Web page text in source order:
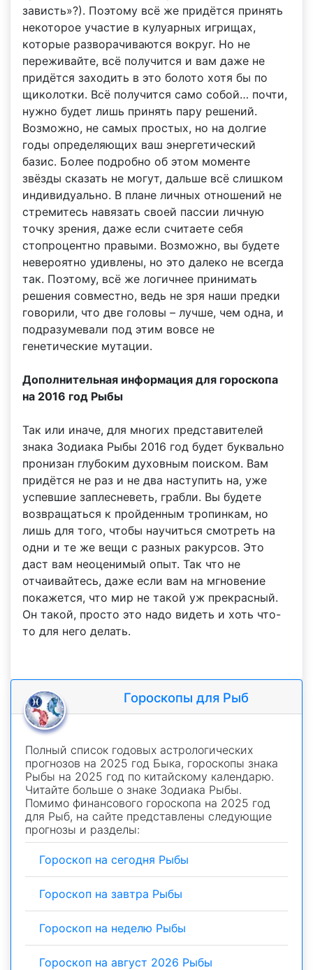
зависть»?). Поэтому всё же придётся принять
некоторое участие в кулуарных игрищах,
которые разворачиваются вокруг. Но не
переживайте, всё получится и вам даже не
придётся заходить в это болото хотя бы по
щиколотки. Всё получится само собой… почти,
нужно будет лишь принять пару решений.
Возможно, не самых простых, но на долгие
годы определяющих ваш энергетический
базис. Более подробно об этом моменте
звёзды сказать не могут, дальше всё слишком
индивидуально. В плане личных отношений не
стремитесь навязать своей пассии личную
точку зрения, даже если считаете себя
стопроцентно правыми. Возможно, вы будете
невероятно удивлены, но это далеко не всегда
так. Поэтому, всё же логичнее принимать
решения совместно, ведь не зря наши предки
говорили, что две головы – лучше, чем одна, и
подразумевали под этим вовсе не
генетические мутации.
Дополнительная информация для гороскопа
на 2016 год Рыбы
Так или иначе, для многих представителей
знака Зодиака Рыбы 2016 год будет буквально
пронизан глубоким духовным поиском. Вам
придётся не раз и не два наступить на, уже
успевшие заплесневеть, грабли. Вы будете
возвращаться к пройденным тропинкам, но
лишь для того, чтобы научиться смотреть на
одни и те же вещи с разных ракурсов. Это
даст вам неоценимый опыт. Так что не
отчаивайтесь, даже если вам на мгновение
покажется, что мир не такой уж прекрасный.
Он такой, просто это надо видеть и хоть что-
то для него делать.
Гороскопы для Рыб
Полный список годовых астрологических
прогнозов на 2025 год Быка, гороскопы знака
Рыбы на 2025 год по китайскому календарю.
Читайте больше о знаке Зодиака Рыбы.
Помимо финансового гороскопа на 2025 год
для Рыб, на сайте представлены следующие
прогнозы и разделы:
Гороскоп на сегодня Рыбы
Гороскоп на завтра Рыбы
Гороскоп на неделю Рыбы
Гороскоп на август 2026 Рыбы